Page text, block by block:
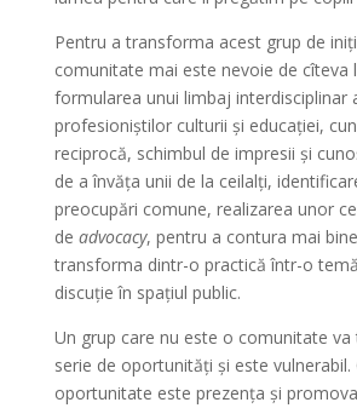
Pentru a transforma acest grup de
comunitate mai este nevoie de cîteva
formularea unui limbaj interdisciplinar
profesioniștilor culturii și educației,
reciprocă, schimbul de impresii și
de a învăța unii de la ceilalți,
preocupări comune, realizarea unor
de advocacy, pentru a contura mai
transforma dintr-o practică într-o
discuție în spațiul public.
Un grup care nu este o comunitate va
serie de oportunități și este vulnerabil.
oportunitate este prezența și